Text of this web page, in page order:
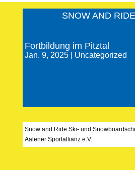
SNOW AND
Fortbildung im Pitztal
Jan. 9, 2025 Uncategorized
Snow and Ride Ski- und
Aalener Sportallianz e.V.